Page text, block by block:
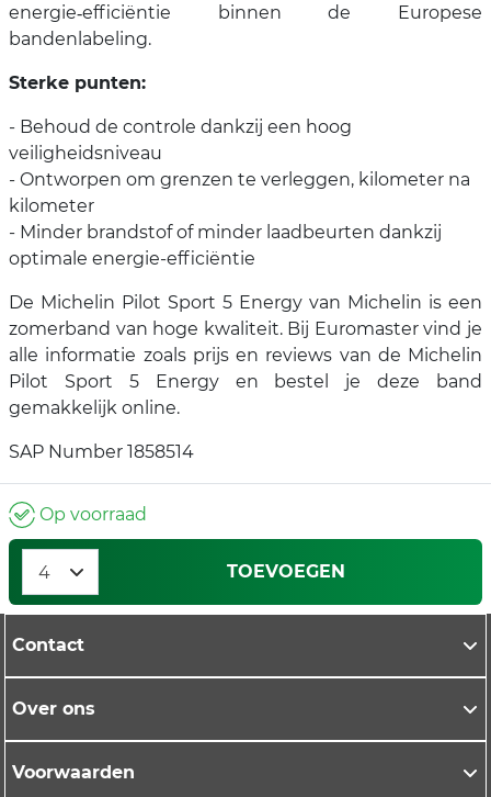
energie‑efficiëntie binnen de Europese
bandenlabeling.
Sterke punten:
- Behoud de controle dankzij een hoog
veiligheidsniveau
- Ontworpen om grenzen te verleggen, kilometer na
kilometer
- Minder brandstof of minder laadbeurten dankzij
optimale energie-efficiëntie
De Michelin Pilot Sport 5 Energy van Michelin is een
zomerband van hoge kwaliteit. Bij Euromaster vind je
alle informatie zoals prijs en reviews van de Michelin
Pilot Sport 5 Energy en bestel je deze band
gemakkelijk online.
SAP Number 1858514
Op voorraad
TOEVOEGEN
Contact
Over ons
Voorwaarden